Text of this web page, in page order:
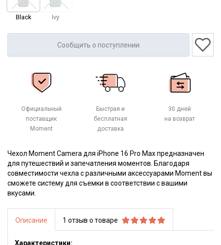
Black Ivy
Сообщить о поступлении
Официальный
поставщик
Moment
Быстрая и
бесплатная
доставка
30 дней
на возврат
Чехол Moment Camera для iPhone 16 Pro Max предназначен
для путешествий и запечатления моментов. Благодаря
совместимости чехла с различными аксессуарами Moment вы
сможете систему для съемки в соответствии с вашими
вкусами.
Описание 1 отзыв о товаре
Характеристики: